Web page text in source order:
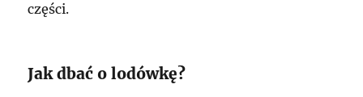
części.
Jak dbać o lodówkę?